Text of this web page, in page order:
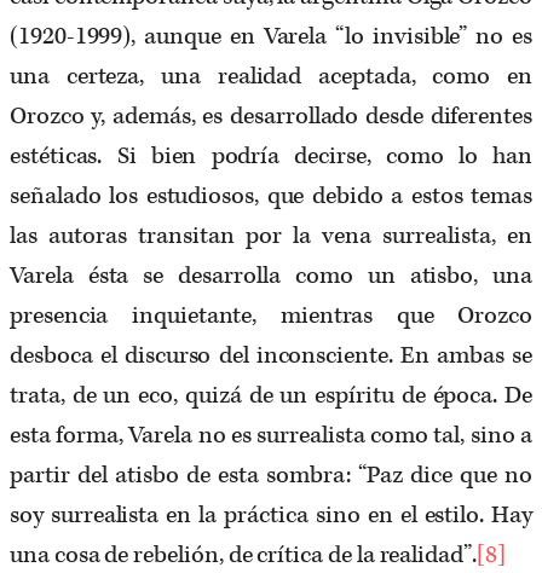
(1920-1999), aunque en Varela “lo invisible” no es
una certeza, una realidad aceptada, como en
Orozco y, además, es desarrollado desde diferentes
estéticas. Si bien podría decirse, como lo han
señalado los estudiosos, que debido a estos temas
las autoras transitan por la vena surrealista, en
Varela ésta se desarrolla como un atisbo, una
presencia inquietante, mientras que Orozco
desboca el discurso del inconsciente. En ambas se
trata, de un eco, quizá de un espíritu de época. De
esta forma, Varela no es surrealista como tal, sino a
partir del atisbo de esta sombra: “Paz dice que no
soy surrealista en la práctica sino en el estilo. Hay
una cosa de rebelión, de crítica de la realidad”.[8]